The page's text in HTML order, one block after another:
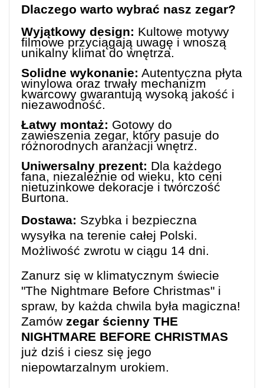
Dlaczego warto wybrać nasz zegar?
Wyjątkowy design: Kultowe motywy
filmowe przyciągają uwagę i wnoszą
unikalny klimat do wnętrza.
Solidne wykonanie: Autentyczna płyta
winylowa oraz trwały mechanizm
kwarcowy gwarantują wysoką jakość i
niezawodność.
Łatwy montaż: Gotowy do
zawieszenia zegar, który pasuje do
różnorodnych aranżacji wnętrz.
Uniwersalny prezent: Dla każdego
fana, niezależnie od wieku, kto ceni
nietuzinkowe dekoracje i twórczość
Burtona.
Dostawa: Szybka i bezpieczna
wysyłka na terenie całej Polski.
Możliwość zwrotu w ciągu 14 dni.
Zanurz się w klimatycznym świecie
"The Nightmare Before Christmas" i
spraw, by każda chwila była magiczna!
Zamów zegar ścienny THE
NIGHTMARE BEFORE CHRISTMAS
już dziś i ciesz się jego
niepowtarzalnym urokiem.